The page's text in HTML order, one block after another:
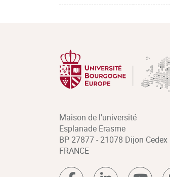
Maison de l'université
Esplanade Erasme
BP 27877 - 21078 Dijon Cedex
FRANCE